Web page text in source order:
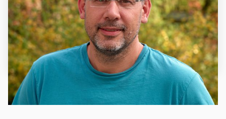
Coach Michael Kloss arbeitet agil. Er berichtet, wie er den
ID37 Persönlichkeitstest erfolgreich beim Führen in der
agilen Arbeitswelt einsetzt.
26.7.2019